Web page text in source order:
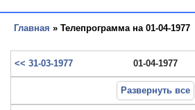
Главная » Телепрограмма на 01-04-1977
<< 31-03-1977 01-04-1977
Развернуть все